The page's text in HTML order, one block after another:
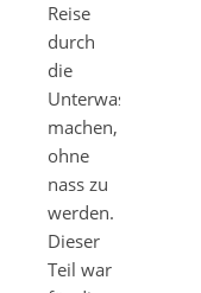
Reise
durch
die
Unterwasserwelt
machen,
ohne
nass zu
werden.
Dieser
Teil war